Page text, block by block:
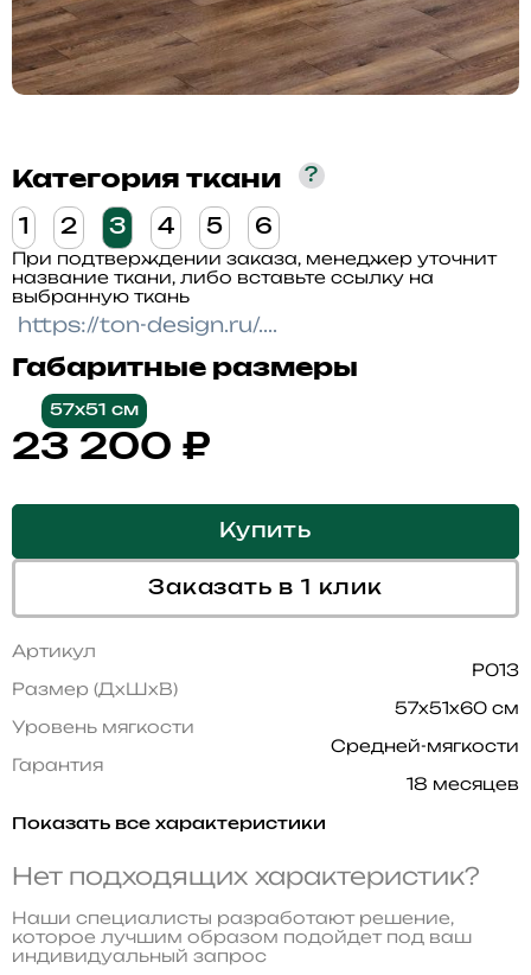
Категория ткани ?
1 2 3 4 5 6
При подтверждении заказа, менеджер уточнит
название ткани, либо вставьте ссылку на
выбранную ткань
Габаритные размеры
57x51 см
23 200 ₽
Купить
Заказать в 1 клик
Артикул
P013
Размер (ДхШхВ)
57x51x60 см
Уровень мягкости
Средней-мягкости
Гарантия
18 месяцев
Показать все характеристики
Нет подходящих характеристик?
Наши специалисты разработают решение,
которое лучшим образом подойдет под ваш
индивидуальный запрос